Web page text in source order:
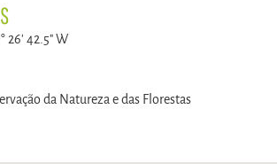
26' 42.5" W
da Natureza e das Florestas